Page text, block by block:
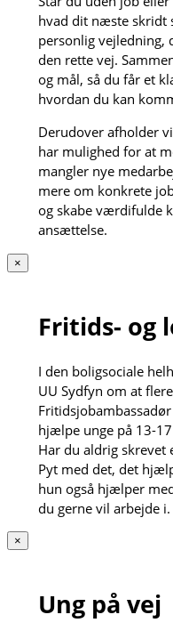
hvad dit næste skridt
personlig
den rette vej.
og mål, så du får et
hvordan du kan
Derudover afholder
har mulighed for at
mangler nye
mere om konkrete
og skabe værdifulde
ansættelse.
×
Fritids- og
I den boligsociale
UU Sydfyn om at
hjælpe unge på 13-
Har du aldrig skrevet
Pyt med det, det
hun også hjælper
du gerne vil arbejde i.
×
Ung på vej